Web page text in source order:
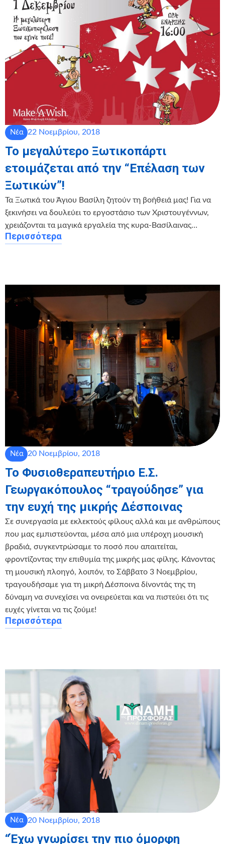
Νέα 22 Νοεμβρίου, 2018
Το μεγαλύτερο Ξωτικοπάρτι
ετοιμάζεται από την “Επέλαση των
Ξωτικών”!
Τα Ξωτικά του Άγιου Βασίλη ζητούν τη βοήθειά μας! Για να
ξεκινήσει να δουλεύει το εργοστάσιο των Χριστουγέννων,
χρειάζονται τα μαγικά εργαλεία της κυρα-Βασίλαινας…
Περισσότερα
Νέα 20 Νοεμβρίου, 2018
Το Φυσιοθεραπευτήριο Ε.Σ.
Γεωργακόπουλος “τραγούδησε” για
την ευχή της μικρής Δέσποινας
Σε συνεργασία με εκλεκτούς φίλους αλλά και με ανθρώπους
που μας εμπιστεύονται, μέσα από μια υπέροχη μουσική
βραδιά, συγκεντρώσαμε το ποσό που απαιτείται,
φροντίζοντας την επιθυμία της μικρής μας φίλης. Κάνοντας
τη μουσική πλοηγό, λοιπόν, το Σάββατο 3 Νοεμβρίου,
τραγουδήσαμε για τη μικρή Δέσποινα δίνοντάς της τη
δύναμη να συνεχίσει να ονειρεύεται και να πιστεύει ότι τις
ευχές γίνεται να τις ζούμε!
Περισσότερα
Νέα 20 Νοεμβρίου, 2018
“Έχω γνωρίσει την πιο όμορφη